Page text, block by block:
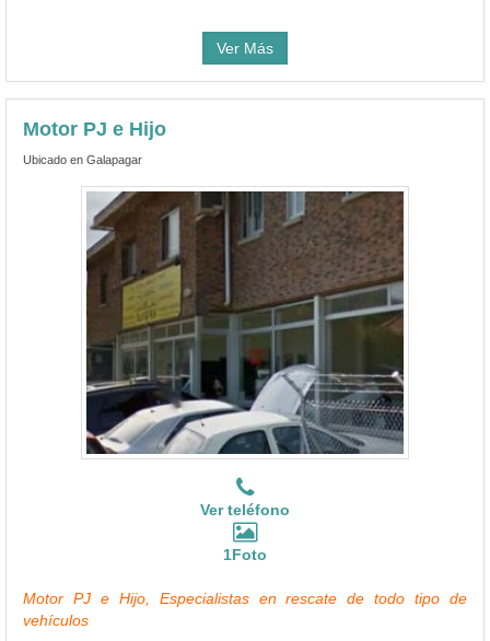
Ver Más
Motor PJ e Hijo
Ubicado en Galapagar
Ver teléfono
1Foto
Motor PJ e Hijo, Especialistas en rescate de todo tipo de
vehículos